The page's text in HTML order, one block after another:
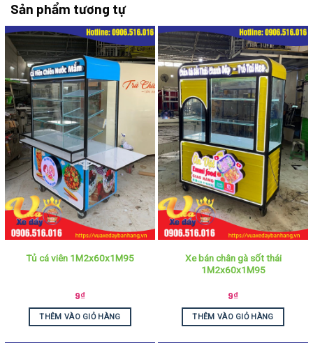
Sản phẩm tương tự
Tủ cá viên 1M2x60x1M95
9₫
THÊM VÀO GIỎ HÀNG
Xe bán chân gà sốt thái
1M2x60x1M95
9₫
THÊM VÀO GIỎ HÀNG